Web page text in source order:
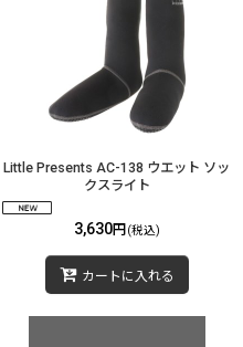
Little Presents AC-138 ウエット ソッ
クスライト
3,630円 (税込)
カートに入れる